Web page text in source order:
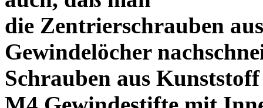
die Zentrierschrauben
Gewindelöcher
Schrauben aus